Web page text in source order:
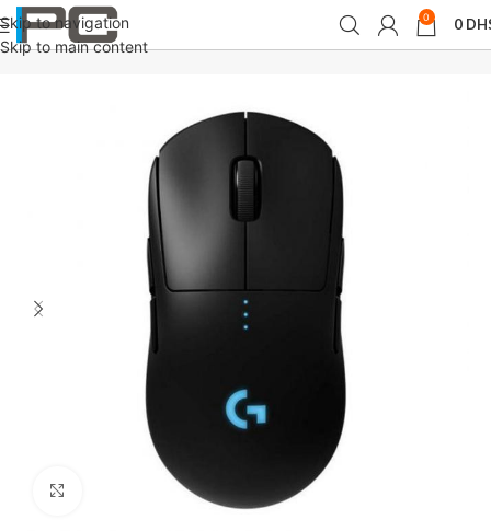
Skip to navigation
Skip to main content
0 0
Accueil Souris